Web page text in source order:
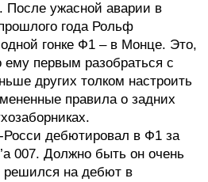
ужасной аварии в
года Рольф
гонке Ф1 – в Монце. Это,
первым разобраться с
других толком настроить
правила о задних
Росси дебютировал в Ф1 за
007. Должно быть он очень
решился на дебют в